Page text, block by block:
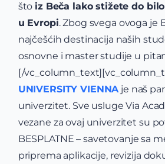
što iz Beča lako stižete do
u Evropi. Zbog svega ovoga je
najčešćih destinacija naših
osnovne i master studije u
[/
UNIVERSITY VIENNAje naš
univerzitet. Sve usluge Via
vezane za ovaj univerzitet su
BESPLATNE – savetovanje sa
priprema aplikacije, revizija